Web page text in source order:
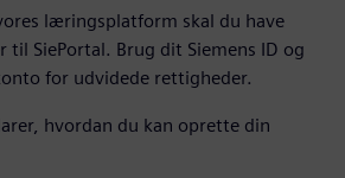
læringsplatform skal du have
til SiePortal. Brug dit Siemens ID og
for udvidede rettigheder.
hvordan du kan oprette din